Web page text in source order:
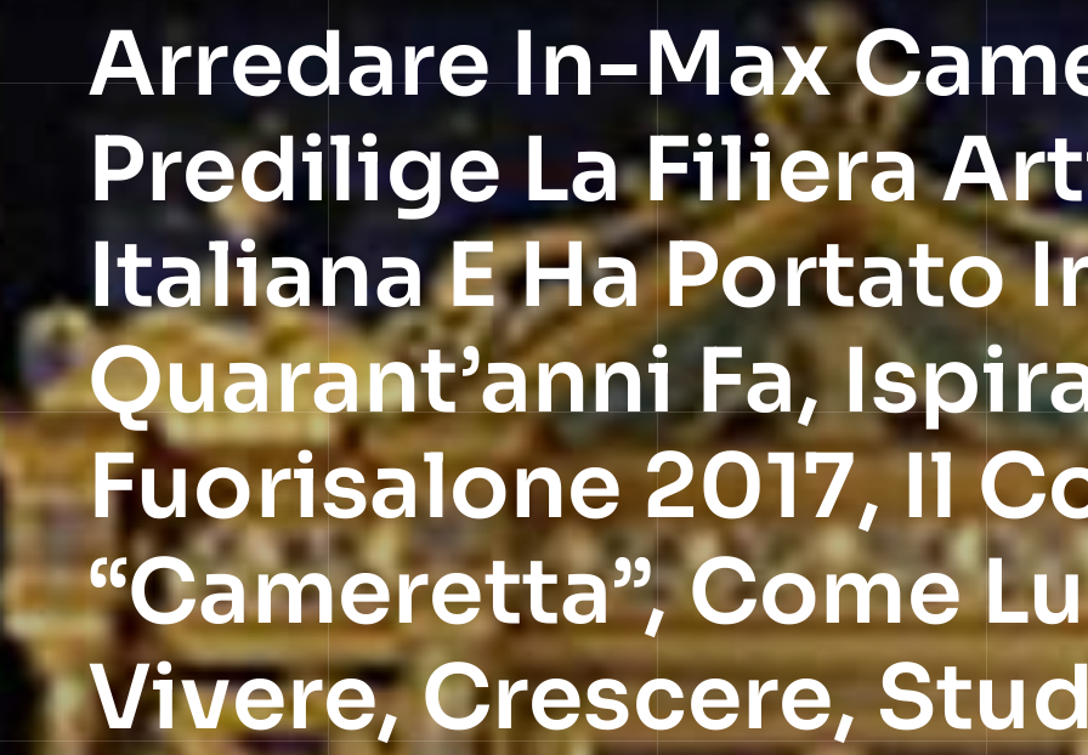
Arredare In-Max
Predilige La Filiera
Italiana E Ha Portato
Quarant’anni Fa,
Fuorisalone 2017, Il
“cameretta”, Come
Vivere, Crescere,